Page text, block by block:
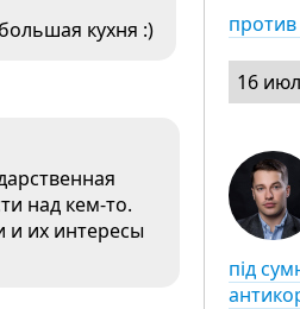
кухня :)
над кем-то.
и их интересы
16
під